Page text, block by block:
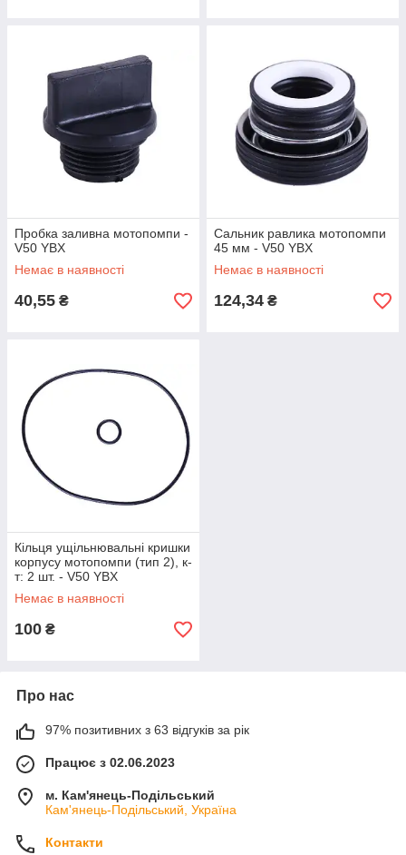
Пробка заливна мотопомпи -
V50 YBX
Немає в наявності
40,55 ₴
Сальник равлика мотопомпи
45 мм - V50 YBX
Немає в наявності
124,34 ₴
Кільця ущільнювальні кришки
корпусу мотопомпи (тип 2), к-
т: 2 шт. - V50 YBX
Немає в наявності
100 ₴
Про нас
97% позитивних з 63 відгуків за рік
Працює з 02.06.2023
м. Кам'янець-Подільський
Кам'янець-Подільський, Україна
Контакти